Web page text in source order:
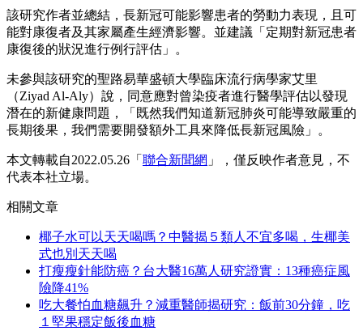
該研究作者並總結，長新冠可能影響患者的勞動力表現，且可
能對康復者及其家屬產生經濟影響。並建議「定期對新冠患者
康復後的狀況進行例行評估」。
未參與該研究的聖路易華盛頓大學臨床流行病學家艾里
（Ziyad Al-Aly）說，同意應對曾染疫者進行醫學評估以發現
潛在的新健康問題，「既然我們知道新冠肺炎可能導致嚴重的
長期後果，我們需要開發額外工具來降低長新冠風險」。
本文轉載自2022.05.26「 聯合新聞網 」，僅反映作者意見，不
代表本社立場。
相關文章
椰子水可以天天喝嗎？中醫揭５類人不宜多喝，生椰美
式也別天天喝
打瘦瘦針能防癌？台大醫16萬人研究證實：13種癌症風
險降41%
吃大餐怕血糖飆升？減重醫師揭研究：飯前30分鐘，吃
１堅果穩定飯後血糖